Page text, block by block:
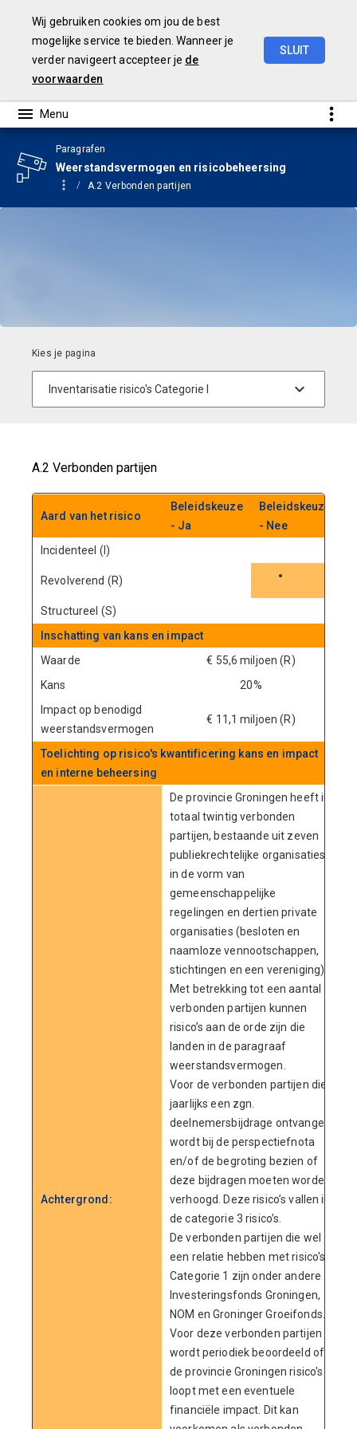
Wij gebruiken cookies om jou de best
mogelijke service te bieden. Wanneer je
verder navigeert accepteer je de
voorwaarden
SLUIT
Paragrafen
Weerstandsvermogen en risicobeheersing
A.2 Verbonden partijen
A.2 Verbonden partijen
Aard van het risico
Beleidskeuze
- Ja
Beleidskeuze
- Nee
Incidenteel (I)
Revolverend (R)
Structureel (S)
Inschatting van kans en impact
Waarde
€ 55,6 miljoen (R)
Kans
20%
Impact op benodigd
weerstandsvermogen
€ 11,1 miljoen (R)
Toelichting op risico's kwantificering kans en impact
en interne beheersing
Achtergrond:
De provincie Groningen heeft in
totaal twintig verbonden
partijen, bestaande uit zeven
publiekrechtelijke organisaties
in de vorm van
gemeenschappelijke
regelingen en dertien private
organisaties (besloten en
naamloze vennootschappen,
stichtingen en een vereniging).
Met betrekking tot een aantal
verbonden partijen kunnen
risico’s aan de orde zijn die
landen in de paragraaf
weerstandsvermogen.
Voor de verbonden partijen die
jaarlijks een zgn.
deelnemersbijdrage ontvangen
wordt bij de perspectiefnota
en/of de begroting bezien of
deze bijdragen moeten worden
verhoogd. Deze risico’s vallen in
de categorie 3 risico’s.
De verbonden partijen die wel
een relatie hebben met risico's
Categorie 1 zijn onder andere
Investeringsfonds Groningen,
NOM en Groninger Groeifonds.
Voor deze verbonden partijen
wordt periodiek beoordeeld of
de provincie Groningen risico's
loopt met een eventuele
financiële impact. Dit kan